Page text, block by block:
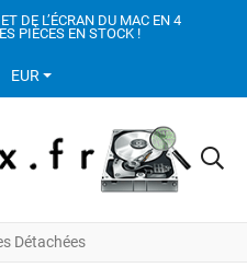
DE L’ÉCRAN DU MAC EN 4
PIÈCES EN STOCK !
SOCIAL LINK
SOCIAL LINK
EUR
Détachées